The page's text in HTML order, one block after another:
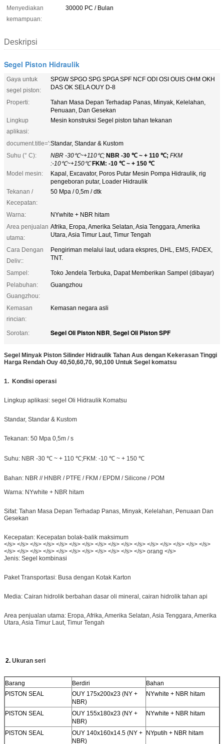
Menyediakan
kemampuan:
30000 PC / Bulan
Deskripsi
Segel Piston Hidraulik
Gaya untuk
segel piston:
SPGW SPGO SPG SPGA SPF NCF ODI OSI OUIS OHM OKH
DAS OK SELA OUY D-8
Properti:
Tahan Masa Depan Terhadap Panas, Minyak, Kelelahan,
Penuaan, Dan Gesekan
Lingkup
aplikasi:
Mesin konstruksi Segel piston tahan tekanan
document.title=':Standar, Standar & Kustom
Suhu (° C):
NBR -30℃~+110℃; NBR -30 ℃ ~ + 110 ℃; FKM
:-10℃~+150℃ FKM: -10 ℃ ~ + 150 ℃
Model mesin:
Kapal, Excavator, Poros Putar Mesin Pompa Hidraulik, rig
pengeboran putar, Loader Hidraulik
Tekanan /
Kecepatan:
50 Mpa / 0,5m / dtk
Warna:
NYwhite + NBR hitam
Area penjualan
utama:
Afrika, Eropa, Amerika Selatan, Asia Tenggara, Amerika
Utara, Asia Timur Laut, Timur Tengah
Cara Dengan
Deliv::
Pengiriman melalui laut, udara ekspres, DHL, EMS, FADEX,
TNT.
Sampel:
Toko Jendela Terbuka, Dapat Memberikan Sampel (dibayar)
Pelabuhan:
Guangzhou:
Guangzhou
Kemasan
rincian:
Kemasan negara asli
Sorotan: Segel Oli Piston NBR, Segel Oli Piston SPF
Segel Minyak Piston Silinder Hidraulik Tahan Aus dengan Kekerasan Tinggi
Harga Rendah Ouy 40,50,60,70, 90,100 Untuk Segel komatsu
1. Kondisi operasi
Lingkup aplikasi: segel Oli Hidraulik Komatsu
Standar, Standar & Kustom
Tekanan: 50 Mpa 0,5m / s
Suhu: NBR -30 ℃ ~ + 110 ℃;FKM: -10 ℃ ~ + 150 ℃
Bahan: NBR // HNBR / PTFE / FKM / EPDM / Silicone / POM
Warna: NYwhite + NBR hitam
Sifat: Tahan Masa Depan Terhadap Panas, Minyak, Kelelahan, Penuaan Dan
Gesekan
Kecepatan: Kecepatan bolak-balik maksimum
</s> </s> </s> </s> </s> </s> </s> </s> </s> </s> </s> </s> </s> </s> </s> </s>
</s> </s> </s> </s> </s> </s> </s> </s> </s> </s> </s> orang </s>
Jenis: Segel kombinasi
Paket Transportasi: Busa dengan Kotak Karton
Media: Cairan hidrolik berbahan dasar oli mineral, cairan hidrolik tahan api
Area penjualan utama: Eropa, Afrika, Amerika Selatan, Asia Tenggara, Amerika
Utara, Asia Timur Laut, Timur Tengah
2. Ukuran seri
Barang Berdiri
Bahan
PISTON SEAL
OUY 175x200x23 (NY +
NBR)
NYwhite + NBR hitam
PISTON SEAL
OUY 155x180x23 (NY +
NBR)
NYwhite + NBR hitam
PISTON SEAL
OUY 140x160x14.5 (NY +
NBR)
NYputih + NBR hitam